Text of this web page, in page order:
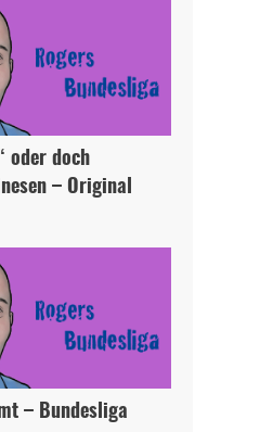
oder doch
– Original
– Bundesliga